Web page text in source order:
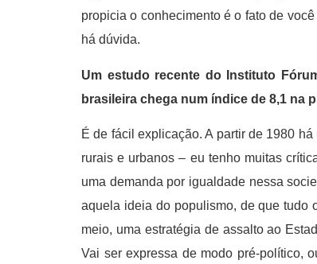
propicia o conhecimento é o fato de
há dúvida.
Um estudo recente do Instituto
brasileira chega num índice de 8,1 na
É de fácil explicação. A partir de 1980
rurais e urbanos – eu tenho muitas
uma demanda por igualdade nessa
aquela ideia do populismo, de que tudo
meio, uma estratégia de assalto ao
Vai ser expressa de modo pré-político,